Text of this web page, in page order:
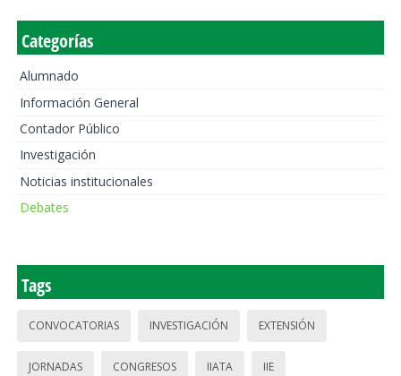
Categorías
Alumnado
Información General
Contador Público
Investigación
Noticias institucionales
Debates
Tags
CONVOCATORIAS INVESTIGACIÓN EXTENSIÓN
JORNADAS CONGRESOS IIATA IIE